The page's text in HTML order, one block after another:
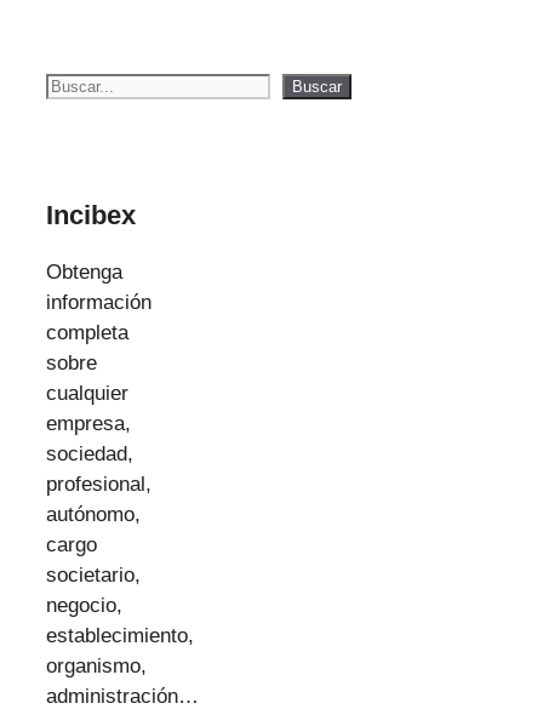
Buscar Buscar
Incibex
Obtenga
información
completa
sobre
cualquier
empresa,
sociedad,
profesional,
autónomo,
cargo
societario,
negocio,
establecimiento,
organismo,
administración…